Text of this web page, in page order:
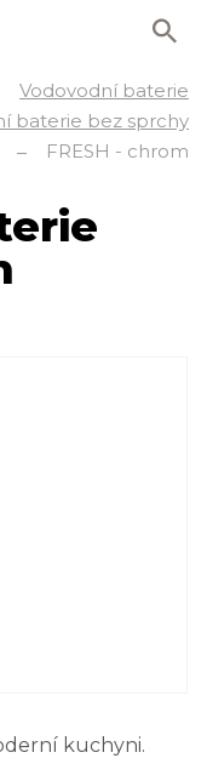
Vodovodní baterie
baterie bez sprchy
FRESH - chrom
kuchyni.